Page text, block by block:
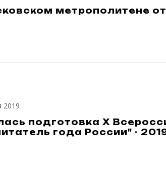
метрополитене
2019
подготовка X
года России" -